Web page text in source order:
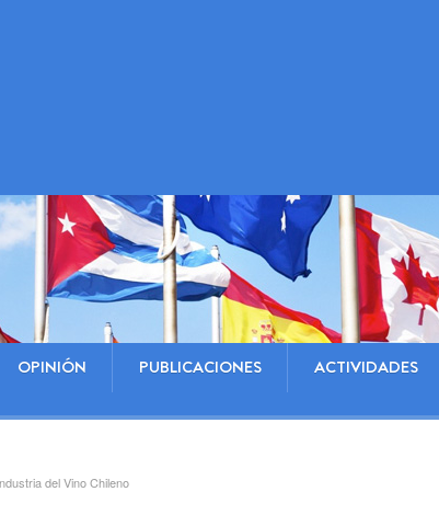
OPINIÓN PUBLICACIONES ACTIVIDADES
del Vino Chileno